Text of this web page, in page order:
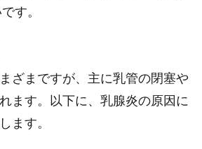
す。
ざまですが、主に乳管の閉塞や
ます。以下に、乳腺炎の原因に
ます。